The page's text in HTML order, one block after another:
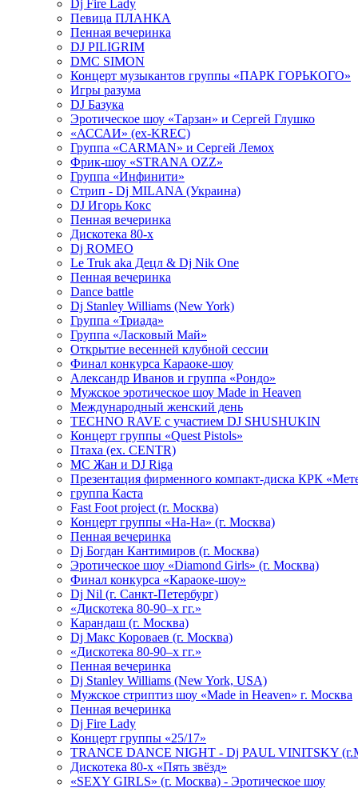
Dj Fire Lady
Певица ПЛАНКА
Пенная вечеринка
DJ PILIGRIM
DMC SIMON
Концерт музыкантов группы «ПАРК ГОРЬКОГО»
Игры разума
DJ Базука
Эротическое шоу «Тарзан» и Сергей Глушко
«АССАИ» (ex-KREC)
Группа «CARMAN» и Сергей Лемох
Фрик-шоу «STRANA OZZ»
Группа «Инфинити»
Стрип - Dj MILANA (Украина)
DJ Игорь Кокс
Пенная вечеринка
Дискотека 80-х
Dj ROMEO
Le Truk aka Децл & Dj Nik One
Пенная вечеринка
Dance battle
Dj Stanley Williams (New York)
Группа «Триада»
Группа «Ласковый Май»
Открытие весенней клубной сессии
Финал конкурса Караоке-шоу
Александр Иванов и группа «Рондо»
Мужское эротическое шоу Made in Heaven
Международный женский день
TECHNO RAVE с участием DJ SHUSHUKIN
Концерт группы «Quest Pistols»
Птаха (ex. CENTR)
МС Жан и DJ Riga
Презентация фирменного компакт-диска КРК
группа Каста
Fast Foot project (г. Москва)
Концерт группы «На-На» (г. Москва)
Пенная вечеринка
Dj Богдан Кантимиров (г. Москва)
Эротическое шоу «Diamond Girls» (г. Москва)
Финал конкурса «Караоке-шоу»
Dj Nil (г. Санкт-Петербург)
«Дискотека 80-90–х гг.»
Карандаш (г. Москва)
Dj Макс Короваев (г. Москва)
«Дискотека 80-90–х гг.»
Пенная вечеринка
Dj Stanley Williams (New York, USA)
Мужское стриптиз шоу «Made in Heaven» г. Москва
Пенная вечеринка
Dj Fire Lady
Концерт группы «25/17»
TRANCE DANCE NIGHT - Dj PAUL VINITSKY
Дискотека 80-х «Пять звёзд»
«SEXY GIRLS» (г. Москва) - Эротическое шоу